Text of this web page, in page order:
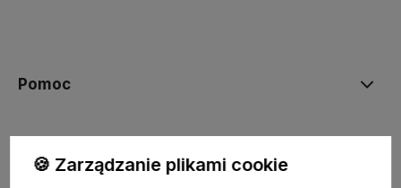
Pomoc
🍪 Zarządzanie plikami cookie